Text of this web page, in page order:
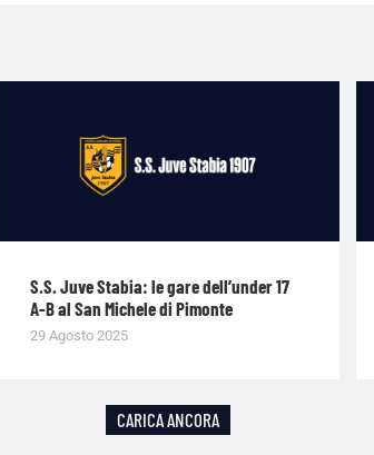
S.S. Juve Stabia: le gare dell’under 17
A-B al San Michele di Pimonte
29 Agosto 2025
CARICA ANCORA